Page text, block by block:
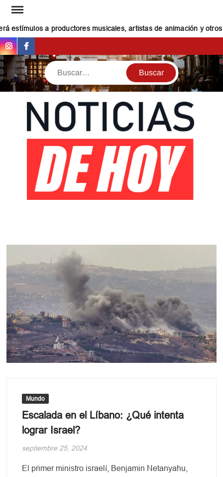
Saltar
contenido
estímulos a productores musicales, artistas de animación y otros
InstagramFacebook
Buscar
Mundo
Escalada en el Líbano: ¿Qué intenta
lograr Israel?
septiembre 25, 2024
El primer ministro israelí, Benjamin Netanyahu,